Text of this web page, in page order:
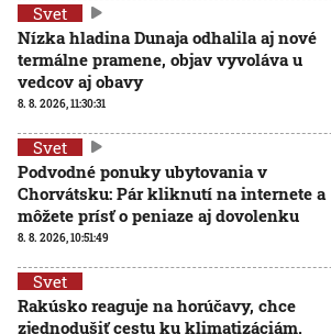
Svet
Nízka hladina Dunaja odhalila aj nové
termálne pramene, objav vyvoláva u
vedcov aj obavy
8. 8. 2026, 11:30:31
Svet
Podvodné ponuky ubytovania v
Chorvátsku: Pár kliknutí na internete a
môžete prísť o peniaze aj dovolenku
8. 8. 2026, 10:51:49
Svet
Rakúsko reaguje na horúčavy, chce
zjednodušiť cestu ku klimatizáciám.